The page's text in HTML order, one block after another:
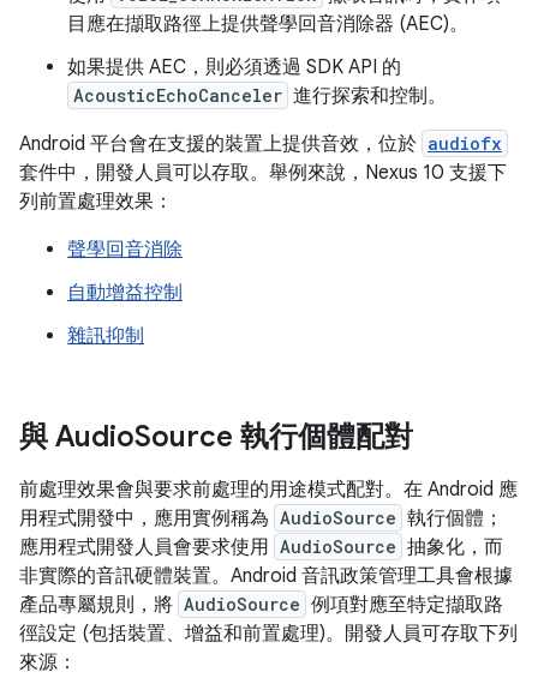
目應在擷取路徑上提供聲學回音消除器 (AEC)。
如果提供 AEC，則必須透過 SDK API 的
AcousticEchoCanceler 進行探索和控制。
Android 平台會在支援的裝置上提供音效，位於 audiofx
套件中，開發人員可以存取。舉例來說，Nexus 10 支援下
列前置處理效果：
聲學回音消除
自動增益控制
雜訊抑制
與 AudioSource 執行個體配對
前處理效果會與要求前處理的用途模式配對。在 Android 應
用程式開發中，應用實例稱為 AudioSource 執行個體；
應用程式開發人員會要求使用 AudioSource 抽象化，而
非實際的音訊硬體裝置。Android 音訊政策管理工具會根據
產品專屬規則，將 AudioSource 例項對應至特定擷取路
徑設定 (包括裝置、增益和前置處理)。開發人員可存取下列
來源：